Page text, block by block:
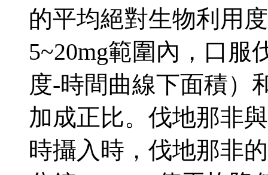
的平均絕對生物利用
5~20mg範圍內，口服
度-時間曲線下面積）
加成正比。伐地那非
時攝入時，伐地那非